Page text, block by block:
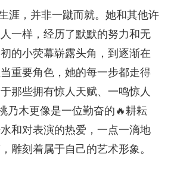
涯，并非一蹴而就。她和其他许
一样，经历了默默的努力和无
的小荧幕崭露头角，到逐渐在
重要角色，她的每一步都走得
那些拥有惊人天赋、一鸣惊人
乃木更像是一位勤奋的🔥耕耘
和对表演的热爱，一点一滴地
雕刻着属于自己的艺术形象。